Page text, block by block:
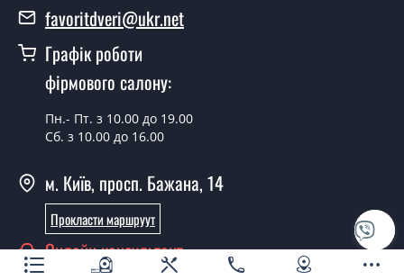
У вас є в наявності готові двері
вхідні?
Так, ми маємо великий асортимент готових вхідних
дверей.
Яка вартість найдешевших вхідних
Від 5200 грн.
Потрібні двері вхідні економ класу,
що порадите?
Кожна наша порада індивідуальна, у тому числі і з
favoritdveri@ukr.net
Графік роботи
фірмового салону:
Пн.- Пт. з 10.00 до 19.00
Сб. з 10.00 до 16.00
м. Київ, просп. Бажана, 14
Прокласти маршруут
Онлайн консультант